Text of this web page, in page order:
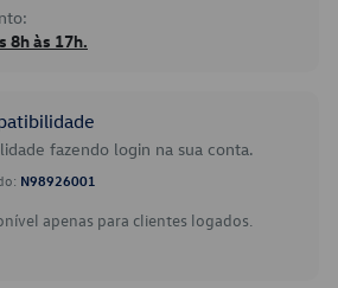
8h às 17h.
fazendo login na sua conta.
N98926001
apenas para clientes logados.